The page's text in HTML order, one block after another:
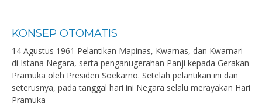
KONSEP OTOMATIS
14 Agustus 1961 Pelantikan Mapinas, Kwarnas, dan Kwarnari
di Istana Negara, serta penganugerahan Panji kepada Gerakan
Pramuka oleh Presiden Soekarno. Setelah pelantikan ini dan
seterusnya, pada tanggal hari ini Negara selalu merayakan Hari
Pramuka